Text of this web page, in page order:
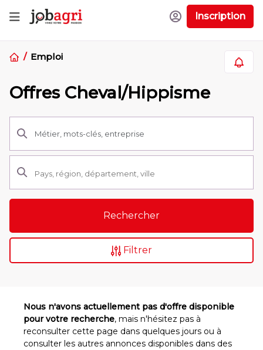
Inscription
Emploi
Offres Cheval/Hippisme
Rechercher
Filtrer
Nous n'avons actuellement pas d'offre disponible
pour votre recherche, mais n'hésitez pas à
reconsulter cette page dans quelques jours ou à
consulter les autres annonces disponibles dans des